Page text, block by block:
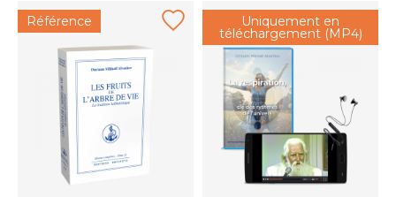
Référence Uniquement en
téléchargement (MP4)